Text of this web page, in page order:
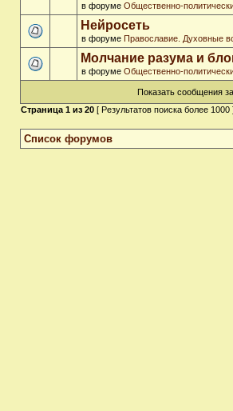
в форуме Общественно-
Нейросеть
в форуме Православие. Духовные
Молчание разума и
в форуме Общественно-
Показать сообщения
Страница 1 из 20 [ Результатов поиска более 1000
Список форумов